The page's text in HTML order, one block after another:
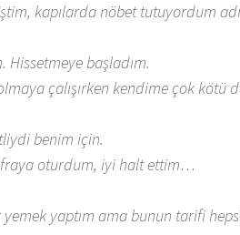
kapılarda nöbet tutuyordum
başladım.
çalışırken kendime çok kötü
benim için.
oturdum, iyi halt ettim…
yemek yaptım ama bunun tarifi